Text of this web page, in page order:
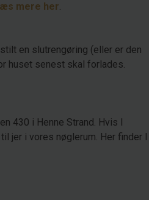
mere her.
en slutrengøring (eller er den
huset senest skal forlades.
430 i Henne Strand. Hvis I
jer i vores nøglerum. Her finder I